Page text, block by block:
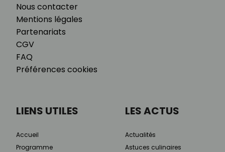
Nous contacter
Mentions légales
Partenariats
CGV
FAQ
Préférences cookies
LIENS UTILES
Accueil
Programme
LES ACTUS
Actualités
Astuces culinaires